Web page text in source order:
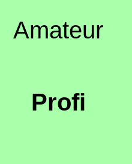
Amateur
Profi